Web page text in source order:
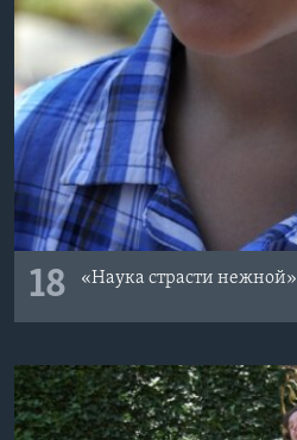
18 «Наука страсти нежной»